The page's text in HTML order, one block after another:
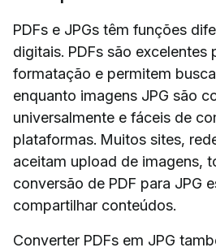
PDFs e JPGs têm funções
digitais. PDFs são excelentes
formatação e permitem
enquanto imagens JPG são
universalmente e fáceis de
plataformas. Muitos sites,
aceitam upload de imagens,
conversão de PDF para JPG
compartilhar conteúdos.
Converter PDFs em JPG